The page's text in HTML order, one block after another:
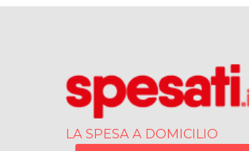
LA SPESA A DOMICILIO